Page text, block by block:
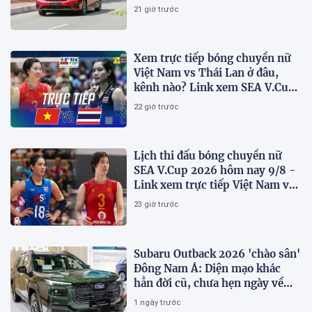
21 giờ trước
Xem trực tiếp bóng chuyền nữ
Việt Nam vs Thái Lan ở đâu,
kênh nào? Link xem SEA V.Cup
2026 mới nhất
22 giờ trước
Lịch thi đấu bóng chuyền nữ
SEA V.Cup 2026 hôm nay 9/8 -
Link xem trực tiếp Việt Nam vs
Thái Lan
23 giờ trước
Subaru Outback 2026 'chào sân'
Đông Nam Á: Diện mạo khác
hẳn đời cũ, chưa hẹn ngày về
Việt Nam
1 ngày trước